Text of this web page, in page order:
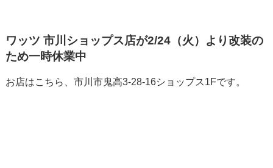
ワッツ 市川ショップス店が2/24（火）より改装の
ため一時休業中
お店はこちら、市川市鬼高3-28-16ショップス1Fです。